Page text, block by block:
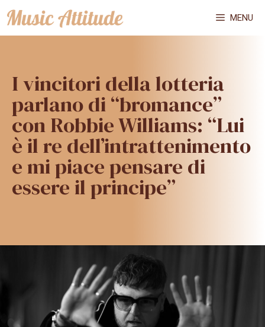
Vai
al
MENU
I vincitori della lotteria
parlano di “bromance”
con Robbie Williams: “Lui
è il re dell’intrattenimento
e mi piace pensare di
essere il principe”